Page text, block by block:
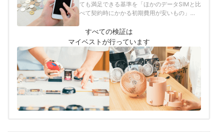
ても満足できる基準を「ほかのデータSIMと比
べて契約時にかかる初期費用が安いもの」と
7月2日時点の情報をもとに検証を行っていま
す。
すべての検証は
マイベストが行っています